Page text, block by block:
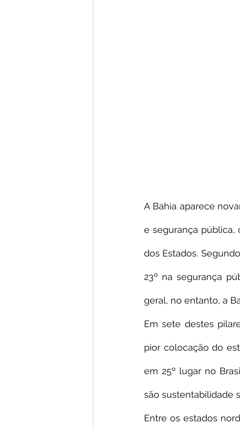
A Bahia aparece
e segurança pública,
dos Estados.
23º na segurança
geral, no entanto, a
Em sete destes
pior colocação do
em 25º lugar no
são sustentabilidade
Entre os estados